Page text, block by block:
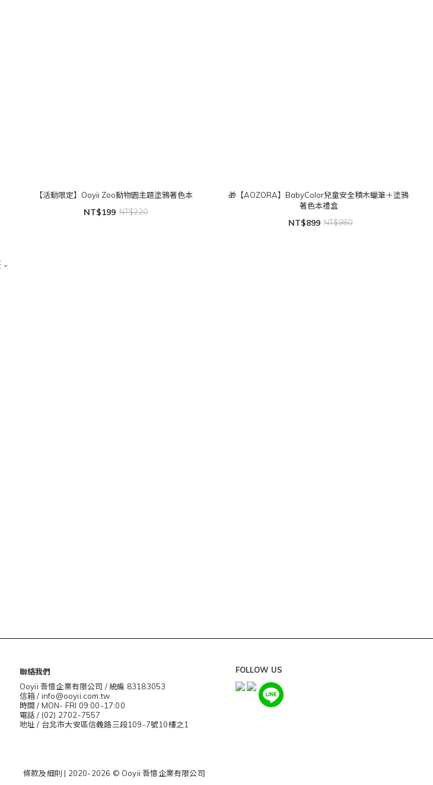
【活動限定】Ooyii Zoo動物園主題塗鴉著色本
NT$199 NT$220
🎁【AOZORA】BabyColor兒童安全積木蠟筆＋塗鴉
著色本禮盒
NT$899 NT$980
聯絡我們
Ooyii 吾憶企業有限公司 / 統編 83183053
信箱 / info@ooyii.com.tw
時間 / MON- FRI 09:00-17:00
電話 / (02) 2702-7557
地址 / 台北市大安區信義路三段109-7號10樓之1
FOLLOW US
條款及細則 | 2020-2026 © Ooyii 吾憶企業有限公司